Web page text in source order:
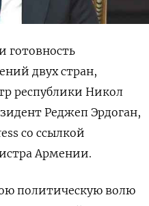
готовность
двух стран,
республики Никол
Реджеп Эрдоган,
со ссылкой
Армении.
политическую волю